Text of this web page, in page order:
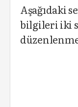
Aşağıdaki
bilgileri iki